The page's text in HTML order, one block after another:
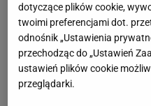
Zobacz wideo
tenistów zarabia dobre
Dyskwalifikacja Novaka
dotyczące plików cookie,
twoimi preferencjami dot.
odnośnik „Ustawienia
przechodząc do „Ustawień
ustawień plików cookie
przeglądarki.